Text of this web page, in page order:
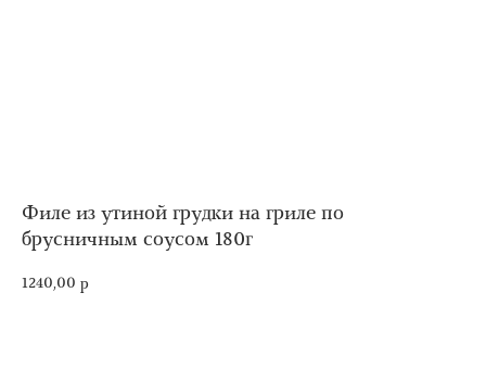
Филе из утиной грудки на гриле по
брусничным соусом 180г
1240,00 р